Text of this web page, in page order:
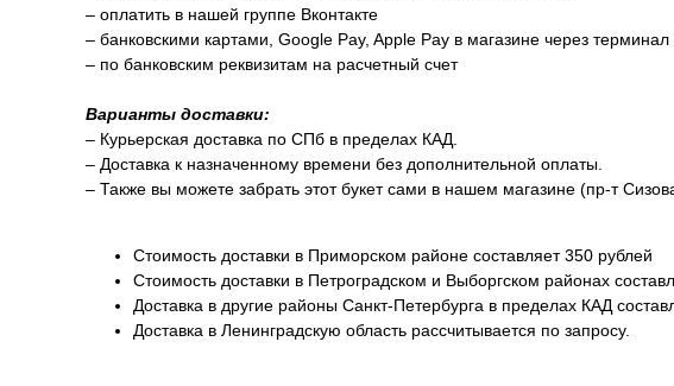
– оплатить в нашей группе Вконтакте
– банковскими картами, Google Pay, Apple Pay в магазине через терминал
– по банковским реквизитам на расчетный счет
Варианты доставки:
– Курьерская доставка по СПб в пределах КАД.
– Доставка к назначенному времени без дополнительной оплаты.
– Также вы можете забрать этот букет сами в нашем магазине (пр-т
Стоимость доставки в Приморском районе составляет 350 рублей
Стоимость доставки в Петроградском и Выборгском районах
Доставка в другие районы Санкт-Петербурга в пределах КАД
Доставка в Ленинградскую область рассчитывается по запросу.